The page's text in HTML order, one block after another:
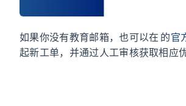
如果你没有教育邮箱，也可以在 Setapp 的官
起新工单，并通过人工审核获取相应